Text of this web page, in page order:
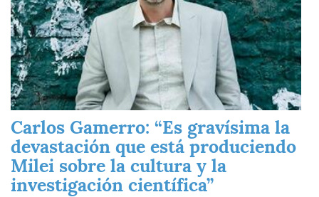
Carlos Gamerro: “Es gravísima la
devastación que está produciendo
Milei sobre la cultura y la
investigación científica”